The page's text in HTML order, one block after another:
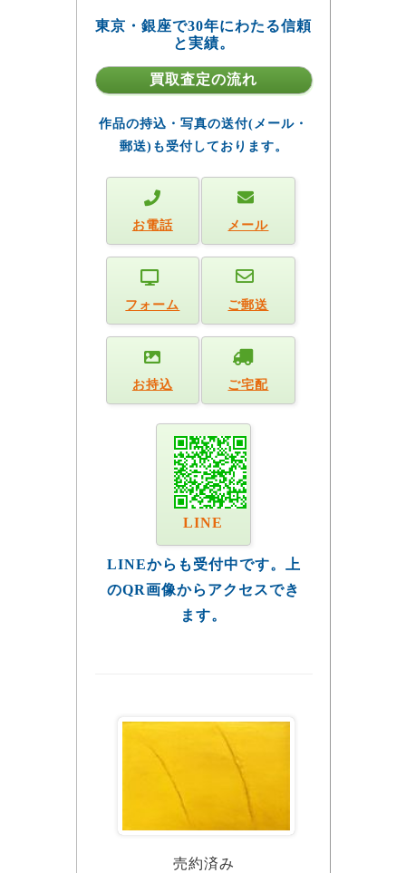
東京・銀座で30年にわたる信頼
と実績。
買取査定の流れ
作品の持込・写真の送付(メール・
郵送)も受付しております。
お電話 メール
フォーム ご郵送
お持込 ご宅配
LINE
LINEからも受付中です。上
のQR画像からアクセスでき
ます。
売約済み